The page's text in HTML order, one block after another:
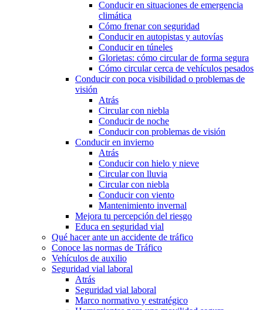
Conducir en situaciones de emergencia
climática
Cómo frenar con seguridad
Conducir en autopistas y autovías
Conducir en túneles
Glorietas: cómo circular de forma segura
Cómo circular cerca de vehículos pesados
Conducir con poca visibilidad o problemas de
visión
Atrás
Circular con niebla
Conducir de noche
Conducir con problemas de visión
Conducir en invierno
Atrás
Conducir con hielo y nieve
Circular con lluvia
Circular con niebla
Conducir con viento
Mantenimiento invernal
Mejora tu percepción del riesgo
Educa en seguridad vial
Qué hacer ante un accidente de tráfico
Conoce las normas de Tráfico
Vehículos de auxilio
Seguridad vial laboral
Atrás
Seguridad vial laboral
Marco normativo y estratégico